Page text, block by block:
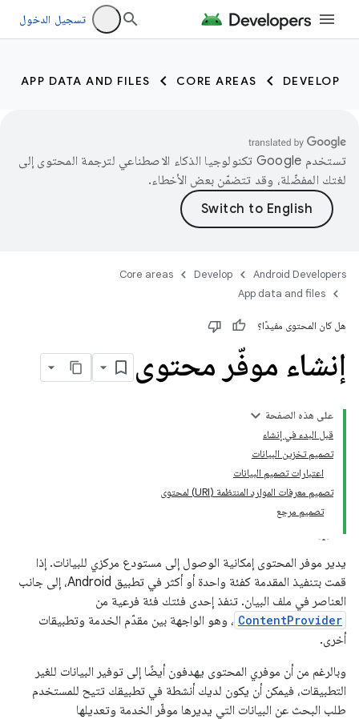
تسجيل الدخول
DEVELOP
CORE AREAS
APP DATA AND FILES
تستخدم Google تكنولوجيا الذكاء الاصطناعي لترجمة المحتوى إلى
لغتك المفضّلة، وقد تتضمّن بعض الأخطاء.
Android Developers
Develop
Core areas
App data and files
هل كان المحتوى مفيدًا؟
إنشاء موفّر محتوى
على هذه الصفحة
قبل البدء في إنشاء
تصميم تخزين البيانات
اعتبارات تصميم البيانات
تصميم معرفات الموارد المنتظمة (URI) لمحتوى
تصميم مرجع
يدير موفر المحتوى إمكانية الوصول إلى مستودع مركزي للبيانات. إذا
قمت بتنفيذ المقدمة كفئة واحدة أو أكثر في تطبيق Android، إلى جانب
العناصر في ملف البيان. تنفذ إحدى فئتك فئة فرعية من
ContentProvider ، وهو الواجهة بين مقدّم الخدمة وتطبيقات
أخرى.
وبالرغم من أن موفري المحتوى يهدفون أيضًا إلى توفير البيانات للغير
التطبيقات، فيمكن أن يكون لديك أنشطة في تطبيقك تتيح للمستخدم
طلب البحث عن البيانات التي يديرها موفّر الخدمة وتعديلها